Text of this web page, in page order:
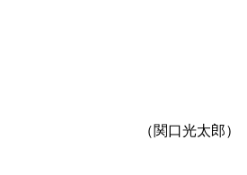
（関口光太郎）